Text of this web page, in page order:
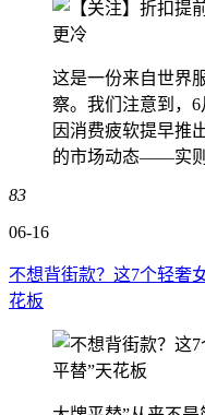
这是一份来自世界
察。我们注意到，
因消费疲软提早推
的市场动态——实
83
06-16
不想背街款？这7个轻奢
花板